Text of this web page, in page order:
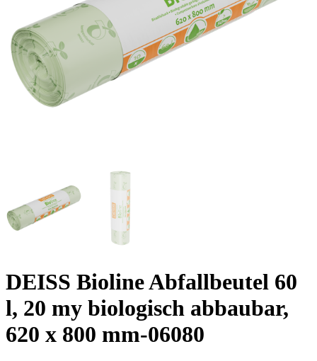
DEISS Bioline Abfallbeutel 60
l, 20 my biologisch abbaubar,
620 x 800 mm-06080